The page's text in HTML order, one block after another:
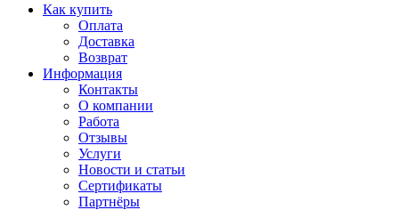
Как купить
Оплата
Доставка
Возврат
Информация
Контакты
О компании
Работа
Отзывы
Услуги
Новости и статьи
Сертификаты
Партнёры